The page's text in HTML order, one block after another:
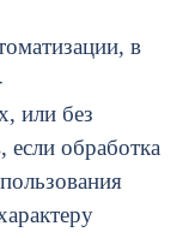
в
или без
если обработка